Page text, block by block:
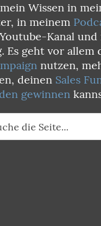
Wissen in
in meinem
Kanal
Es geht vor allem
nutzen,
deinen Sales
gewinnen